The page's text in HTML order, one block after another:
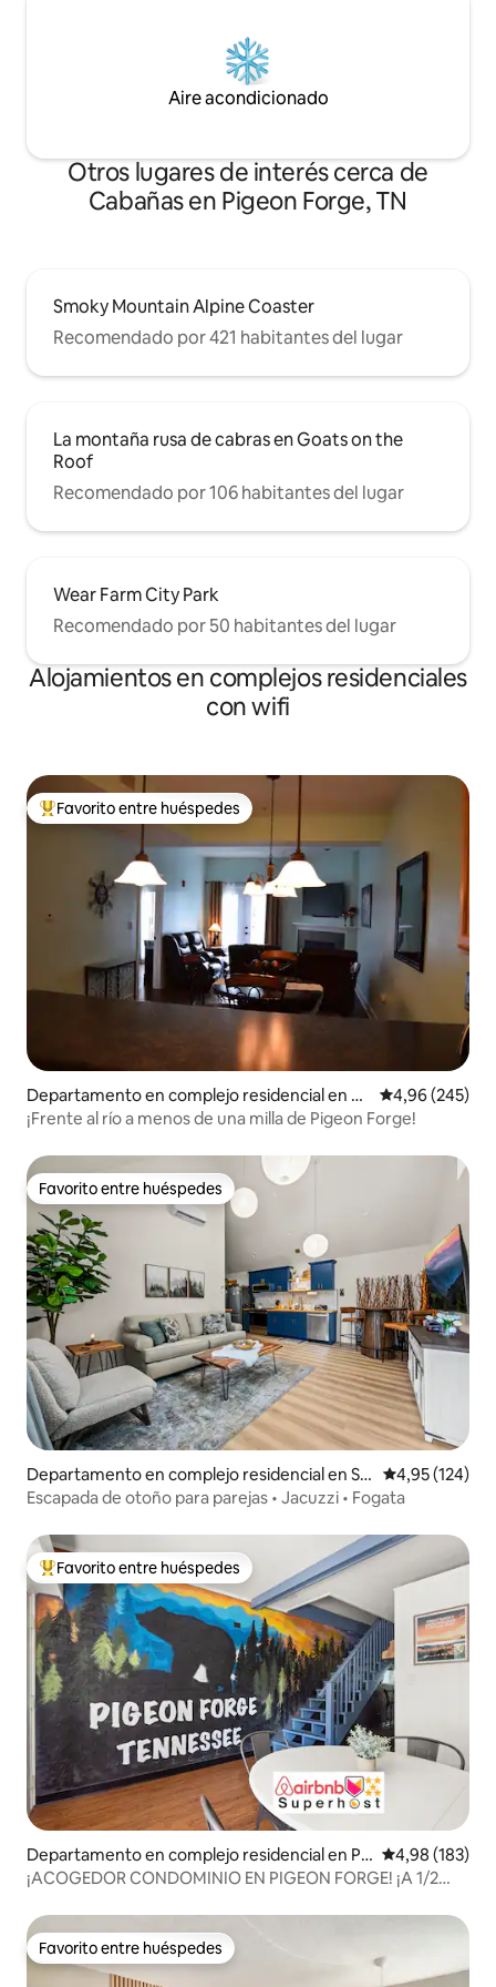
Aire acondicionado
Otros lugares de interés cerca de
Cabañas en Pigeon Forge, TN
Smoky Mountain Alpine Coaster
Recomendado por 421 habitantes del lugar
La montaña rusa de cabras en Goats on the
Roof
Recomendado por 106 habitantes del lugar
Wear Farm City Park
Recomendado por 50 habitantes del lugar
Alojamientos en complejos residenciales
con wifi
Favorito entre los huéspedes más destacados
Favorito entre huéspedes
Departamento en complejo residencial en Se
vierville
Calificación
4,96 (245)
¡Frente al río a menos de una milla de Pigeon Forge!
Favorito entre huéspedes
Favorito entre huéspedes
Departamento en complejo residencial en Se
vierville
Calificación
4,95 (124)
Escapada de otoño para parejas • Jacuzzi • Fogata
Favorito entre los huéspedes más destacados
Favorito entre huéspedes
Departamento en complejo residencial en Pi
geon Forge
Calificación
4,98 (183)
¡ACOGEDOR CONDOMINIO EN PIGEON FORGE! ¡A 1/2
Favorito entre huéspedes
Favorito entre huéspedes